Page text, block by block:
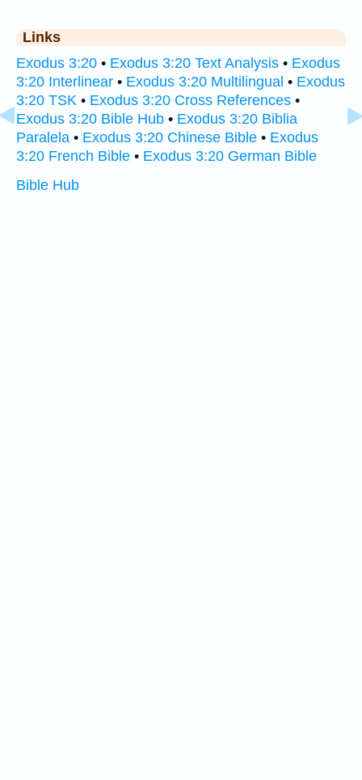
Links
Exodus 3:20 • Exodus 3:20 Text Analysis • Exodus
3:20 Interlinear • Exodus 3:20 Multilingual • Exodus
3:20 TSK • Exodus 3:20 Cross References •
Exodus 3:20 Bible Hub • Exodus 3:20 Biblia
Paralela • Exodus 3:20 Chinese Bible • Exodus
3:20 French Bible • Exodus 3:20 German Bible
Bible Hub